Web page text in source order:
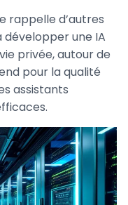
rappelle d’autres
une IA
privée, autour de
pour la qualité
assistants